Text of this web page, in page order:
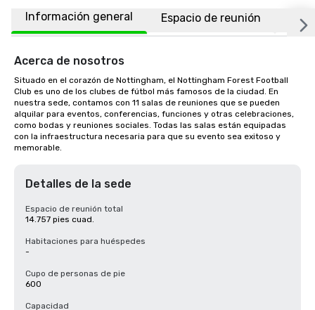
Información general Espacio de reunión
Acerca de nosotros
Situado en el corazón de Nottingham, el Nottingham Forest Football
Club es uno de los clubes de fútbol más famosos de la ciudad. En
nuestra sede, contamos con 11 salas de reuniones que se pueden
alquilar para eventos, conferencias, funciones y otras celebraciones,
como bodas y reuniones sociales. Todas las salas están equipadas
con la infraestructura necesaria para que su evento sea exitoso y
memorable.
Detalles de la sede
Espacio de reunión total
14.757 pies cuad.
Habitaciones para huéspedes
-
Cupo de personas de pie
600
Capacidad